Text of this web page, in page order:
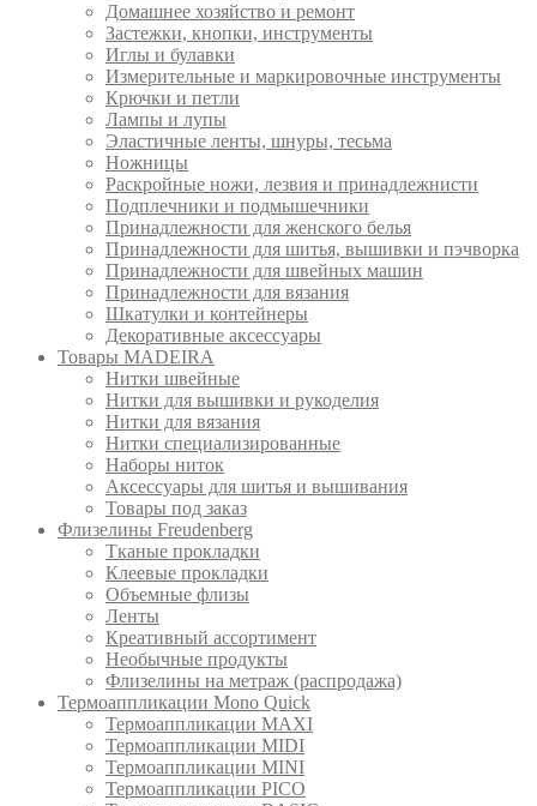
Домашнее хозяйство и ремонт
Застежки, кнопки, инструменты
Иглы и булавки
Измерительные и маркировочные инструменты
Крючки и петли
Лампы и лупы
Эластичные ленты, шнуры, тесьма
Ножницы
Раскройные ножи, лезвия и принадлежнисти
Подплечники и подмышечники
Принадлежности для женского белья
Принадлежности для шитья, вышивки и пэчворка
Принадлежности для швейных машин
Принадлежности для вязания
Шкатулки и контейнеры
Декоративные аксессуары
Товары MADEIRA
Нитки швейные
Нитки для вышивки и рукоделия
Нитки для вязания
Нитки специализированные
Наборы ниток
Аксессуары для шитья и вышивания
Товары под заказ
Флизелины Freudenberg
Тканые прокладки
Клеевые прокладки
Объемные флизы
Ленты
Креативный ассортимент
Необычные продукты
Флизелины на метраж (распродажа)
Термоаппликации Mono Quick
Термоаппликации MAXI
Термоаппликации MIDI
Термоаппликации MINI
Термоаппликации PICO